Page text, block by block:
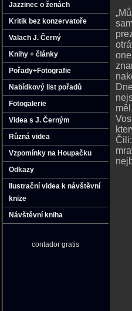
Jazzinec o ženách
Kritik bez konzervatoře
Valach J. Černý
Knihy + články
Pořady+Fotografie
Nabídkový list pořadů
Fotogalerie
Videa s J. Černým
Různá videa
Vzpomínky na Houpačku
Odkazy
Ilustrační videa k návštěvní
knize
Návštěvní kniha
contador gratis